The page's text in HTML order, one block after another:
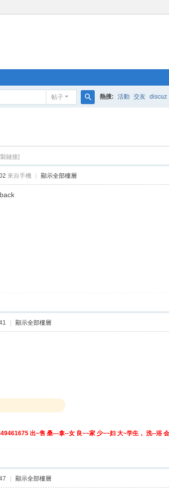
帖子 熱搜: 活動 交友 discuz
鏈接]
來自手機 顯示全部樓層
顯示全部樓層
出~售 桑---拿--女 良~~家 少~~妇 大~学生， 洗--浴
顯示全部樓層